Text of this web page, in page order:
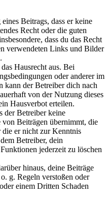
Beitrags, dass er keine
Recht oder die guten
dass du das Recht
verwendeten Links und Bilder
Hausrecht aus. Bei
oder anderer im
kann der Betreiber dich nach
von der Nutzung dieses
Hausverbot erteilen.
der Betreiber keine
Beiträgen übernimmt, die
die er nicht zur Kenntnis
Betreiber, dein
jederzeit zu löschen
hinaus, deine Beiträge
g. Regeln verstoßen oder
einem Dritten Schaden